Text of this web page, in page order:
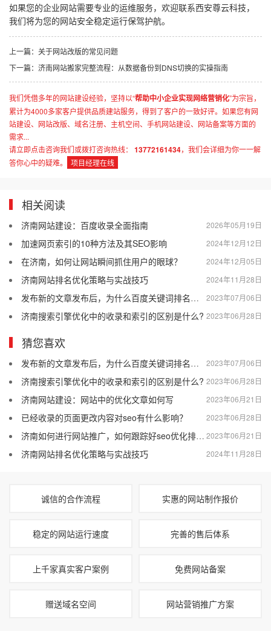
如果您的企业网站需要专业的运维服务，欢迎联系西安尊云科技，
我们将为您的网站安全稳定运行保驾护航。
上一篇：关于网站改版的常见问题
下一篇：济南网站搬家完整流程：从数据备份到DNS切换的实操指南
我们凭借多年的网站建设经验，坚持以“帮助中小企业实现网络营销化”为宗旨，
累计为4000多家客户提供品质建站服务，得到了客户的一致好评。如果您有网
站建设、网站改版、域名注册、主机空间、手机网站建设、网站备案等方面的
需求...
请立即点击咨询我们或拨打咨询热线：
13772161434，我们会详细为你一一解
答你心中的疑难。
项目经理在线
相关阅读
2026年05月19日
济南网站建设：百度收录全面指南
2024年12月12日
加速网页索引的10种方法及其SEO影响
2024年12月05日
在济南，如何让网站瞬间抓住用户的眼球？
2024年11月28日
济南网站排名优化策略与实战技巧
2023年07月06日
发布新的文章发布后，为什么百度关键词排名会突然消失？
2023年06月28日
济南搜索引擎优化中的收录和索引的区别是什么?
猜您喜欢
2023年07月06日
发布新的文章发布后，为什么百度关键词排名会突然消失？
2023年06月28日
济南搜索引擎优化中的收录和索引的区别是什么?
2023年06月21日
济南网站建设：网站中的优化文章如何写
2023年06月28日
已经收录的页面更改内容对seo有什么影响？
2023年06月21日
济南如何进行网站推广，如何跟踪好seo优化排名效果
2024年11月28日
济南网站排名优化策略与实战技巧
诚信的合作流程 实惠的网站制作报价
稳定的网站运行速度 完善的售后体系
上千家真实客户案例 免费网站备案
赠送域名空间 网站营销推广方案